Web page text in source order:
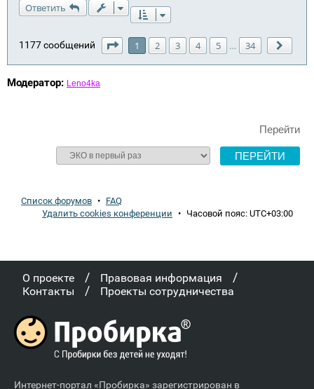
Ответить
1177 сообщений Страница из
1 2 3 4 5 … 34
Модератор: Leno4ka
Перейти
Список форумов • FAQ
Удалить cookies конференции • Часовой пояс: UTC+03:00
О проекте / Правовая информация /
Контакты / Проекты сотрудничества
Интернет-портал «Пробирка» зарегистрирован в